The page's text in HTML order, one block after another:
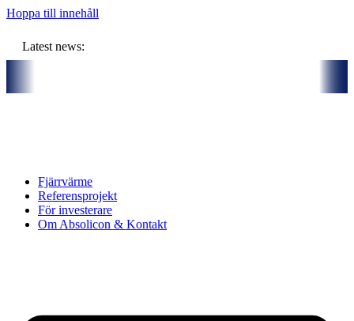
Hoppa till innehåll
Latest news:
Fjärrvärme
Referensprojekt
För investerare
Om Absolicon & Kontakt